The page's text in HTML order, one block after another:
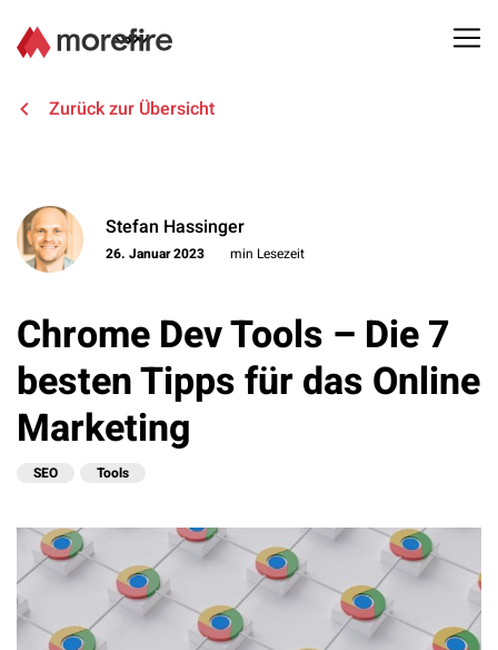
Lösungen
Über uns
Kontakt
Zurück zur Übersicht
Stefan Hassinger
26. Januar 2023 min Lesezeit
Chrome Dev Tools – Die 7
besten Tipps für das Online
Marketing
SEO Tools